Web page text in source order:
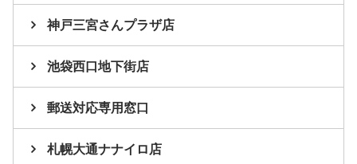
神戸三宮さんプラザ店
池袋西口地下街店
郵送対応専用窓口
札幌大通ナナイロ店